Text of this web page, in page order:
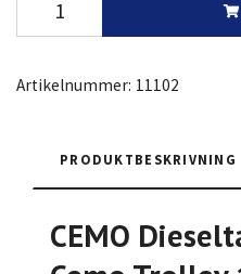
Artikelnummer: 11102
PRODUKTBESKRIVNING
CEMO